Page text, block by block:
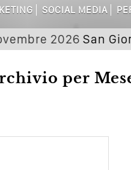
Sui Social
Wedding? Il Mio
SOCIAL MEDIA
2026San Giorgio a
per